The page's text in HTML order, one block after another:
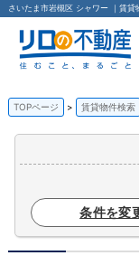
さいたま市岩槻区 シャワー ｜賃
TOPページ 賃貸物件検索
条件を変